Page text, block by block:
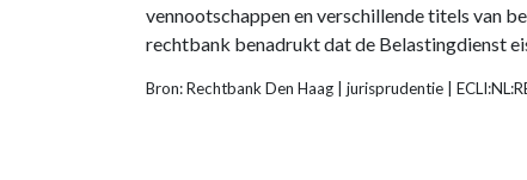
vennootschappen en verschillende titels van
rechtbank benadrukt dat de Belastingdienst
Bron: Rechtbank Den Haag | jurisprudentie |